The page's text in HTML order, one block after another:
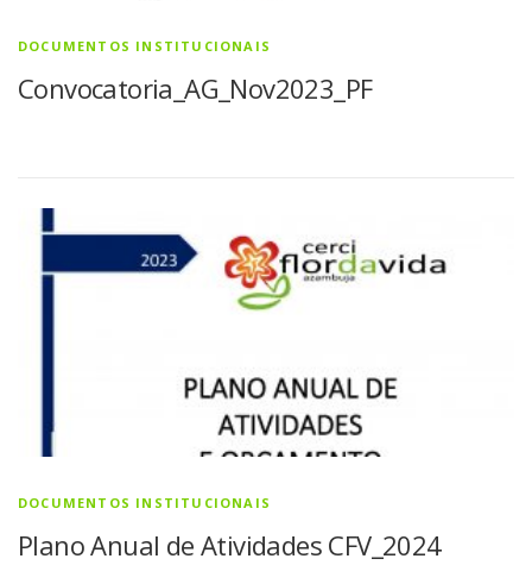
DOCUMENTOS INSTITUCIONAIS
Convocatoria_AG_Nov2023_PF
DOCUMENTOS INSTITUCIONAIS
Plano Anual de Atividades CFV_2024